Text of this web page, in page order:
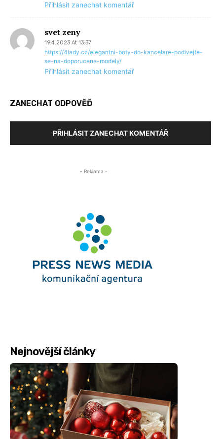
Přihlásit zanechat komentář
svet zeny
19.4.2023 At 13:37
https://4lady.cz/elegantni-boty-do-kancelare-podivejte-
se-na-doporucene-modely/
Přihlásit zanechat komentář
ZANECHAT ODPOVĚĎ
PŘIHLÁSIT ZANECHAT KOMENTÁŘ
- Reklama -
Nejnovější články